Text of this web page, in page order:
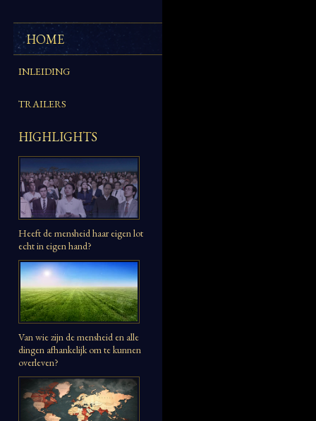
HOME
INLEIDING
TRAILERS
HIGHLIGHTS
Heeft de mensheid haar eigen lot
echt in eigen hand?
Van wie zijn de mensheid en alle
dingen afhankelijk om te kunnen
overleven?